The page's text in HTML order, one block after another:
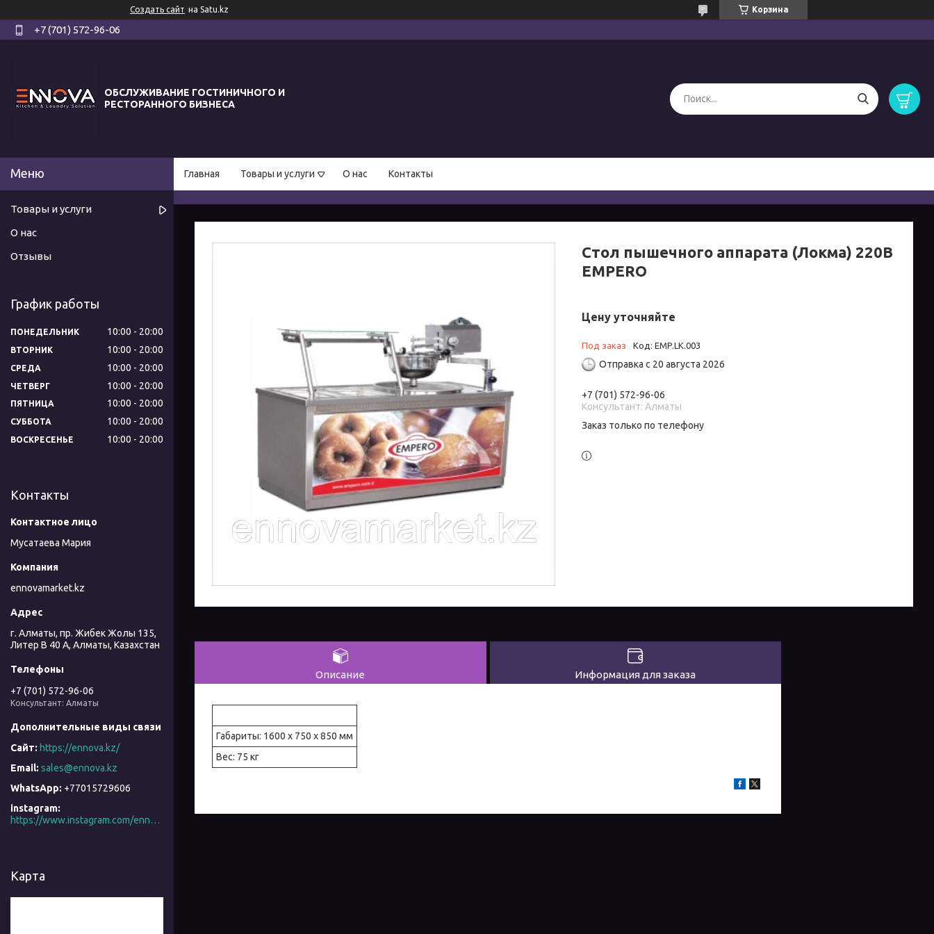
Создать сайт на Satu.kz Корзина
+7 (701) 572-96-06
ОБСЛУЖИВАНИЕ ГОСТИНИЧНОГО И
РЕСТОРАННОГО БИЗНЕСА
Главная Товары и услуги О нас Контакты
Стол пышечного аппарата (Локма) 220В
EMPERO
Цену уточняйте
Под заказ Код: EMP.LK.003
Отправка с 20 августа 2026
+7 (701) 572-96-06
Консультант: Алматы
Заказ только по телефону
Описание Информация для заказа
Габариты: 1600 х 750 х 850 мм
Вес: 75 кг
Товары и услуги
О нас
Отзывы
График работы
ПОНЕДЕЛЬНИК 10:00 20:00
ВТОРНИК 10:00 20:00
СРЕДА 10:00 20:00
ЧЕТВЕРГ 10:00 20:00
ПЯТНИЦА 10:00 20:00
СУББОТА 10:00 20:00
ВОСКРЕСЕНЬЕ 10:00 20:00
Контакты
Мусатаева Мария
ennovamarket.kz
г. Алматы, пр. Жибек Жолы 135,
Литер В 40 А, Алматы, Казахстан
+7 (701) 572-96-06
Консультант: Алматы
https://ennova.kz/
sales@ennova.kz
+77015729606
instagram
https://www.instagram.com/ennova_horeca/
Карта